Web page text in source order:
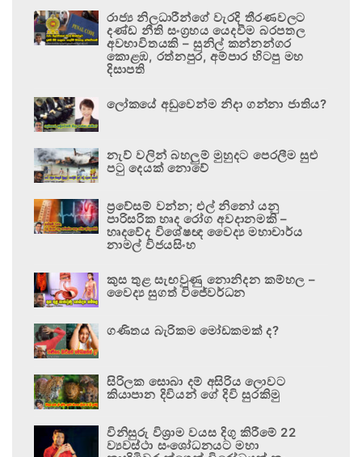
රාජ්‍ය නිලධාරීන්ගේ වැරදි තීරණවලට
දණ්ඩ නීති සංග්‍රහය යෙදවීම බරපතල
අවභාවිතයකි – සුනිල් කන්නන්ගර
කොළඹ, රත්නපුර, අම්පාර හිටපු මහ
දිසාපති
ලෝකයේ අඩුවෙන්ම නිදා ගන්නා ජාතිය?
නැව් වලින් බහලුම් මුහුදට පෙරලීම සුළු
පටු දෙයක් නොවේ
ප්‍රවේසම් වන්න; එල් නිනෝ යනු
පාරිසරික හෘද රෝග අවදානමකි –
හෘදවේද විශේෂඥ වෛද්‍ය මහාචාර්ය
නාමල් විජයසිංහ
කුස තුළ සැඟවුණු නොනිදන කම්හල –
වෛද්‍ය සුගත් විජේවර්ධන
ගණිතය බැරිකම මෝඩකමක් ද?
සිරිලක සොබා දම් අසිරිය ලොවට
කියාපාන දිවියන් ගේ දිවි සුරකිමු
විනිසුරු විශ්‍රාම වයස දිගු කිරීමේ 22
ව්‍යවස්ථා සංශෝධනයට මහා